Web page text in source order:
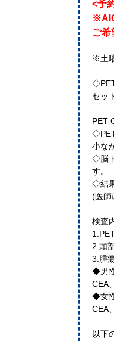
<予
ご希
※土
セッ
PET-
小な
◇脳
す。
◇結
(医師
検査
2.頭
3.腫
◆男
CEA
◆女
CEA
以下